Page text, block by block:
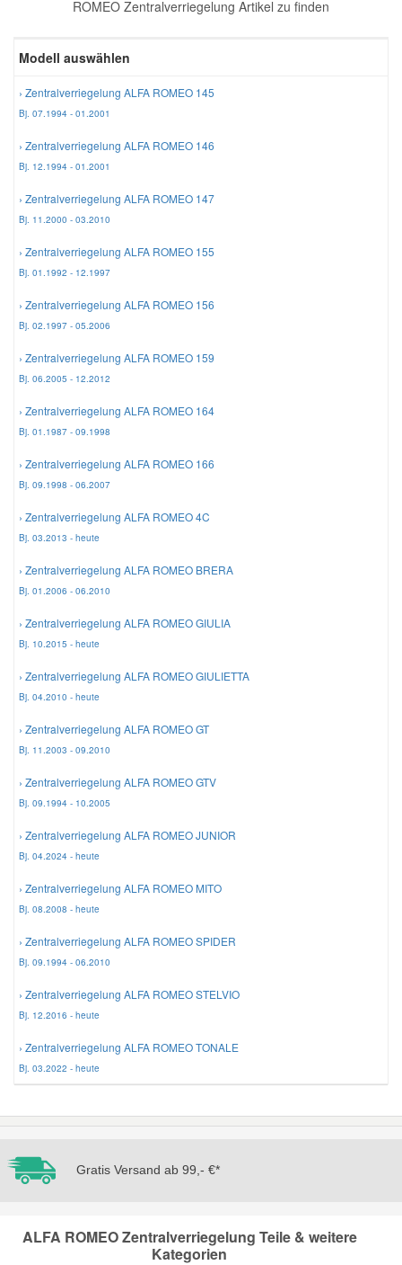
ROMEO Zentralverriegelung Artikel zu finden
Modell auswählen
› Zentralverriegelung ALFA ROMEO 145
Bj. 07.1994 - 01.2001
› Zentralverriegelung ALFA ROMEO 146
Bj. 12.1994 - 01.2001
› Zentralverriegelung ALFA ROMEO 147
Bj. 11.2000 - 03.2010
› Zentralverriegelung ALFA ROMEO 155
Bj. 01.1992 - 12.1997
› Zentralverriegelung ALFA ROMEO 156
Bj. 02.1997 - 05.2006
› Zentralverriegelung ALFA ROMEO 159
Bj. 06.2005 - 12.2012
› Zentralverriegelung ALFA ROMEO 164
Bj. 01.1987 - 09.1998
› Zentralverriegelung ALFA ROMEO 166
Bj. 09.1998 - 06.2007
› Zentralverriegelung ALFA ROMEO 4C
Bj. 03.2013 - heute
› Zentralverriegelung ALFA ROMEO BRERA
Bj. 01.2006 - 06.2010
› Zentralverriegelung ALFA ROMEO GIULIA
Bj. 10.2015 - heute
› Zentralverriegelung ALFA ROMEO GIULIETTA
Bj. 04.2010 - heute
› Zentralverriegelung ALFA ROMEO GT
Bj. 11.2003 - 09.2010
› Zentralverriegelung ALFA ROMEO GTV
Bj. 09.1994 - 10.2005
› Zentralverriegelung ALFA ROMEO JUNIOR
Bj. 04.2024 - heute
› Zentralverriegelung ALFA ROMEO MITO
Bj. 08.2008 - heute
› Zentralverriegelung ALFA ROMEO SPIDER
Bj. 09.1994 - 06.2010
› Zentralverriegelung ALFA ROMEO STELVIO
Bj. 12.2016 - heute
› Zentralverriegelung ALFA ROMEO TONALE
Bj. 03.2022 - heute
Gratis Versand ab 99,- €*
ALFA ROMEO Zentralverriegelung Teile & weitere
Kategorien
Zündanlage und Glühanlage
Mercedes Ersatzteile
Mini Ersatzteile
Mitsubishi Ersatzteile
Nissan Ersatzteile
Porsche Ersatzteile
Seat Ersatzteile
Skoda Ersatzteile
Smart Ersatzteile
Suzuki Ersatzteile
Toyota Ersatzteile
Vauxhall Ersatzteile
Volvo Ersatzteile